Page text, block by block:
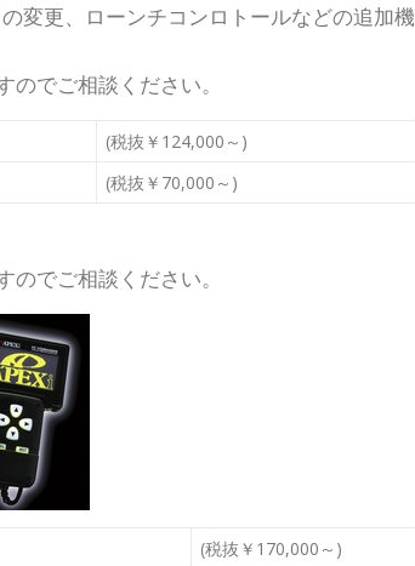
変更、ローンチコンロトールなどの追加機
でご相談ください。
(税抜￥124,000～)
(税抜￥70,000～)
でご相談ください。
(税抜￥170,000～)